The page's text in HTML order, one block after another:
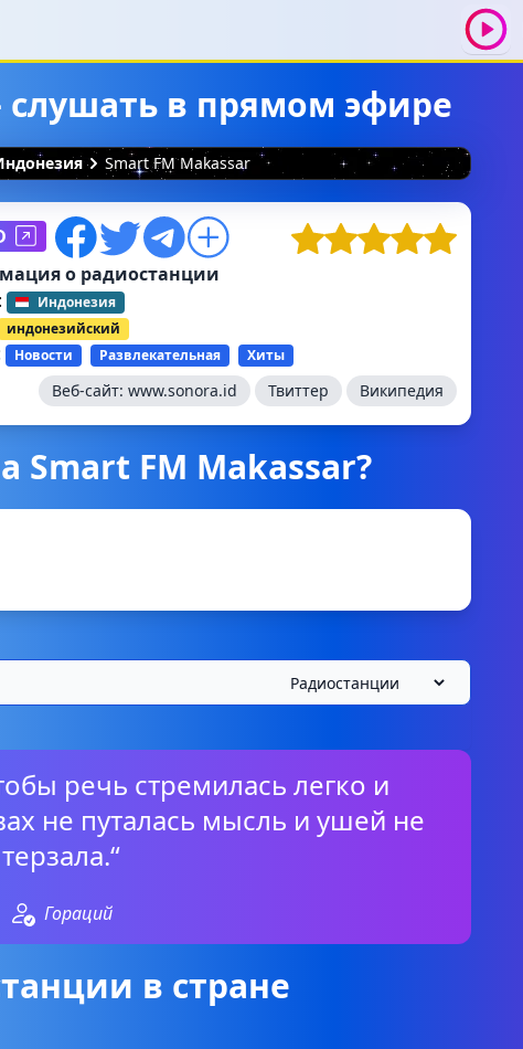
слушать в прямом эфире
Smart FM Makassar
о радиостанции
Индонезия
индонезийский
Новости Развлекательная Хиты
Веб-сайт: www.sonora.id Твиттер Википедия
Smart FM Makassar?
речь стремилась легко и
не путалась мысль и ушей не
терзала.“
Гораций
в стране